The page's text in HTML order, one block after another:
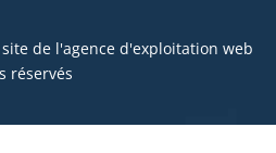
de l'agence d'exploitation web
réservés